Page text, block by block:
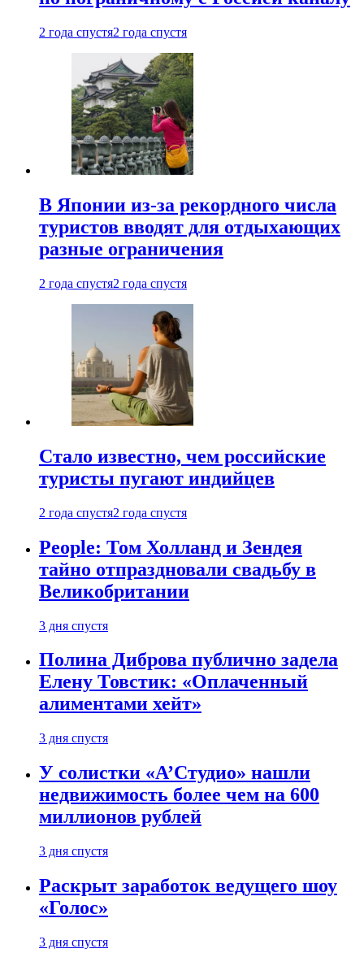
2 года спустя2 года спустя
В Японии из-за рекордного числа
туристов вводят для отдыхающих
разные ограничения
2 года спустя2 года спустя
Стало известно, чем российские
туристы пугают индийцев
2 года спустя2 года спустя
People: Том Холланд и Зендея
тайно отпраздновали свадьбу в
Великобритании
3 дня спустя
Полина Диброва публично задела
Елену Товстик: «Оплаченный
алиментами хейт»
3 дня спустя
У солистки «А’Студио» нашли
недвижимость более чем на 600
миллионов рублей
3 дня спустя
Раскрыт заработок ведущего шоу
«Голос»
3 дня спустя